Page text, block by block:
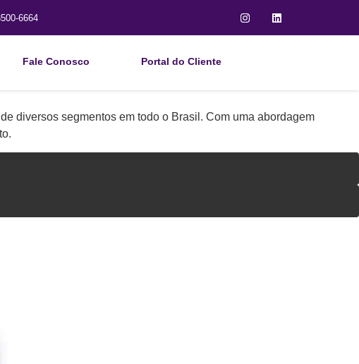
6664
Fale Conosco Portal do Cliente
diversos segmentos em todo o Brasil. Com uma abordagem